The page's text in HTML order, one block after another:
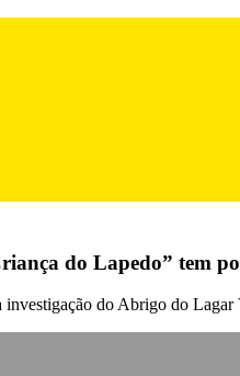
do Lapedo” tem
do Abrigo do